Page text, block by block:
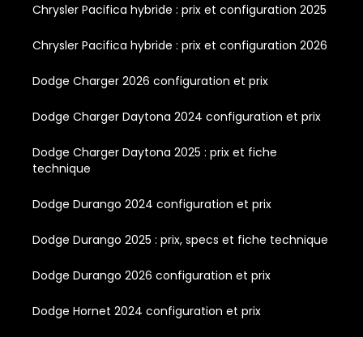
Chrysler Pacifica hybride : prix et configuration 2025
Chrysler Pacifica hybride : prix et configuration 2026
Dodge Charger 2026 configuration et prix
Dodge Charger Daytona 2024 configuration et prix
Dodge Charger Daytona 2025 : prix et fiche
technique
Dodge Durango 2024 configuration et prix
Dodge Durango 2025 : prix, specs et fiche technique
Dodge Durango 2026 configuration et prix
Dodge Hornet 2024 configuration et prix